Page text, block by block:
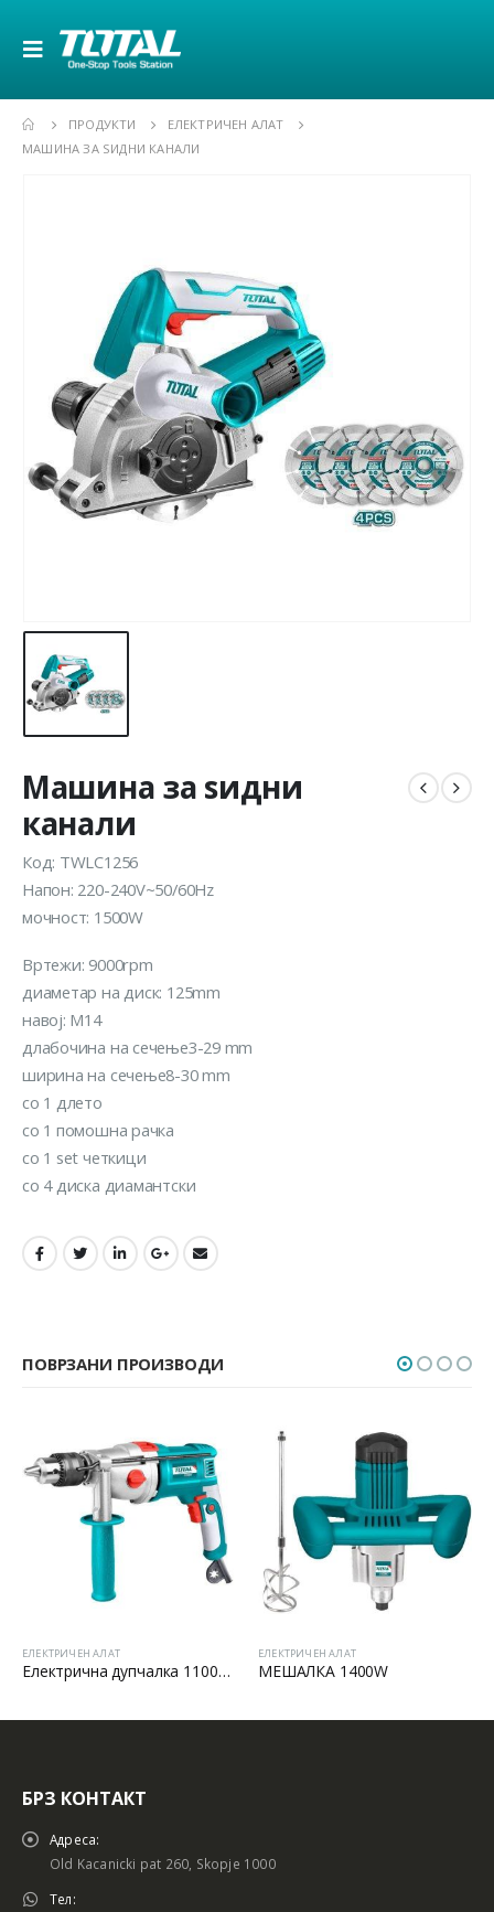
ПРОДУКТИ
ЕЛЕКТРИЧЕН АЛАТ
МАШИНА ЗА ЅИДНИ КАНАЛИ
Машина за ѕидни
канали
Код: TWLC1256
Напон: 220-240V~50/60Hz
мочност: 1500W
Вртежи: 9000rpm
диаметар на диск: 125mm
навој: M14
длабочина на сечење3-29 mm
ширина на сечење8-30 mm
со 1 длето
со 1 помошна рачка
со 1 set четкици
со 4 диска диамантски
ПОВРЗАНИ ПРОИЗВОДИ
Електрична дупчалка 1100W 16 ФУТЕР: МЕШАЛКА 1400W
БРЗ КОНТАКТ
Адреса:
Old Kacanicki pat 260, Skopje 1000
Тел: